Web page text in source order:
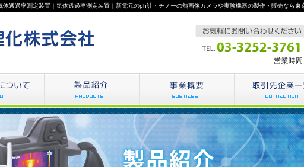
体透過率測定装置｜気体透過率測定装置｜新電元のph計・チノーの熱画像カメラや実験機器の製作・販売なら